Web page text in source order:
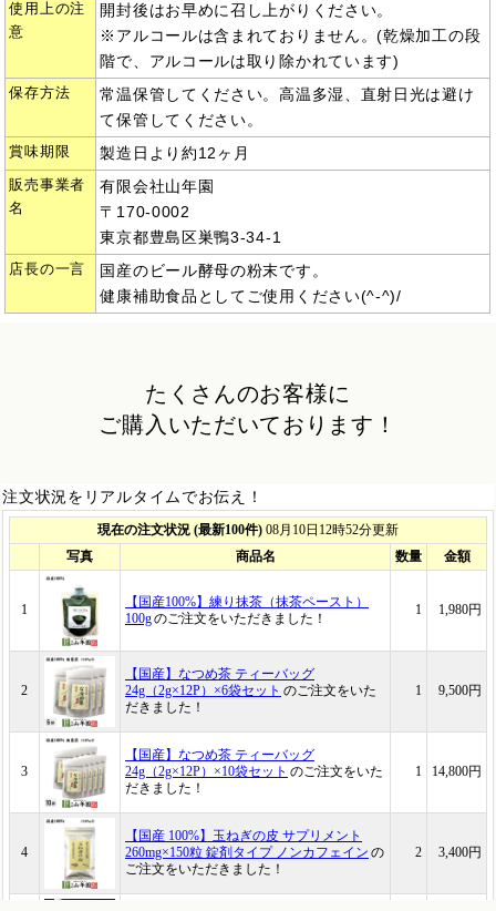
使用上の注
意
開封後はお早めに召し上がりください。
※アルコールは含まれておりません。(乾燥加工の段
階で、アルコールは取り除かれています)
保存方法
常温保管してください。高温多湿、直射日光は避け
て保管してください。
賞味期限 製造日より約12ヶ月
販売事業者
名
有限会社山年園
〒170-0002
東京都豊島区巣鴨3-34-1
店長の一言
国産のビール酵母の粉末です。
健康補助食品としてご使用ください(^-^)/
たくさんのお客様に
ご購入いただいております！
注文状況をリアルタイムでお伝え！